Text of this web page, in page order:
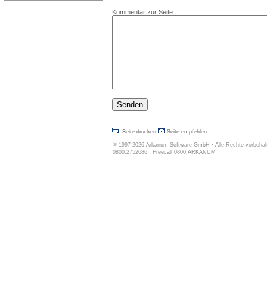
Kommentar zur Seite:
Seite drucken Seite empfehlen
© 1997-2026 Arkanum Software GmbH · Alle Rechte
0800.2752686 · Freecall 0800.ARKANUM